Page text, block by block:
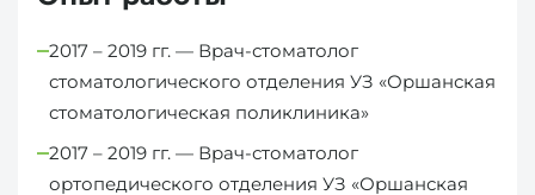
2017 – 2019 гг. — Врач-стоматолог
стоматологического отделения УЗ «Оршанская
стоматологическая поликлиника»
2017 – 2019 гг. — Врач-стоматолог
ортопедического отделения УЗ «Оршанская